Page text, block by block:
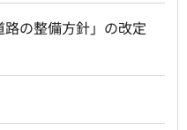
路の整備方針」の改定